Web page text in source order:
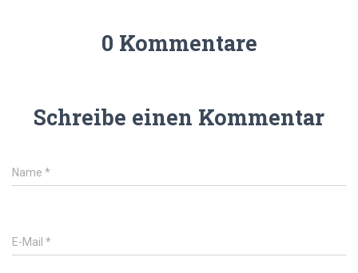
0 Kommentare
Schreibe einen Kommentar
Name *
E-Mail *